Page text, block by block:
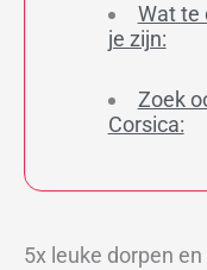
Wat te
je zijn:
Zoek
Corsica:
5x leuke dorpen